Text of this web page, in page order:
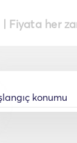
| Fiyata her